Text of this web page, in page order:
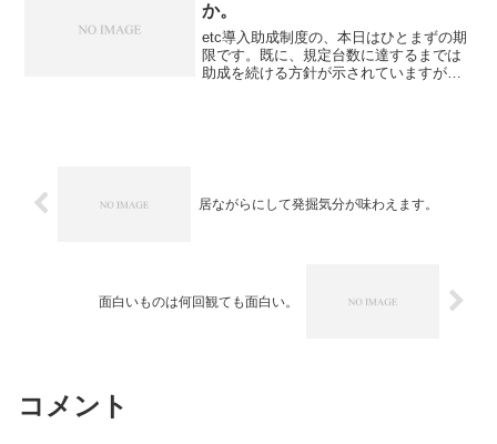
か。
etc導入助成制度の、本日はひとまずの期
限です。既に、規定台数に達するまでは
助成を続ける方針が示されていますが、
居ながらにして発掘気分が味わえます。
面白いものは何回観ても面白い。
コメント